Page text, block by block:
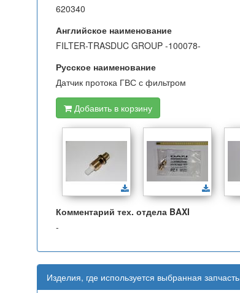
620340
Английское наименование
FILTER-TRASDUC GROUP -100078-
Русское наименование
Датчик протока ГВС с фильтром
Добавить в корзину
Комментарий тех. отдела BAXI
-
Изделия, где используется выбранная запчасть